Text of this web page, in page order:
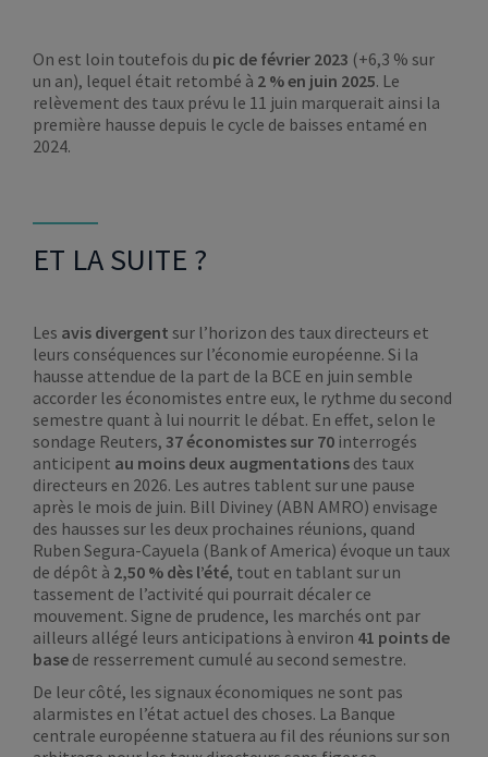
On est loin toutefois du pic de février 2023 (+6,3 % sur
un an), lequel était retombé à 2 % en juin 2025. Le
relèvement des taux prévu le 11 juin marquerait ainsi la
première hausse depuis le cycle de baisses entamé en
2024.
ET LA SUITE ?
Les avis divergent sur l’horizon des taux directeurs et
leurs conséquences sur l’économie européenne. Si la
hausse attendue de la part de la BCE en juin semble
accorder les économistes entre eux, le rythme du second
semestre quant à lui nourrit le débat. En effet, selon le
sondage Reuters, 37 économistes sur 70 interrogés
anticipent au moins deux augmentations des taux
directeurs en 2026. Les autres tablent sur une pause
après le mois de juin. Bill Diviney (ABN AMRO) envisage
des hausses sur les deux prochaines réunions, quand
Ruben Segura-Cayuela (Bank of America) évoque un taux
de dépôt à 2,50 % dès l’été, tout en tablant sur un
tassement de l’activité qui pourrait décaler ce
mouvement. Signe de prudence, les marchés ont par
ailleurs allégé leurs anticipations à environ 41 points de
base de resserrement cumulé au second semestre.
De leur côté, les signaux économiques ne sont pas
alarmistes en l’état actuel des choses. La Banque
centrale européenne statuera au fil des réunions sur son